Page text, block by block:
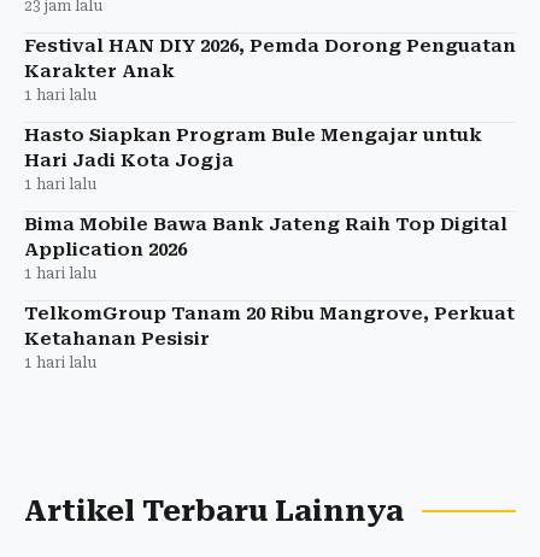
23 jam lalu
Festival HAN DIY 2026, Pemda Dorong Penguatan
Karakter Anak
1 hari lalu
Hasto Siapkan Program Bule Mengajar untuk
Hari Jadi Kota Jogja
1 hari lalu
Bima Mobile Bawa Bank Jateng Raih Top Digital
Application 2026
1 hari lalu
TelkomGroup Tanam 20 Ribu Mangrove, Perkuat
Ketahanan Pesisir
1 hari lalu
Artikel Terbaru Lainnya